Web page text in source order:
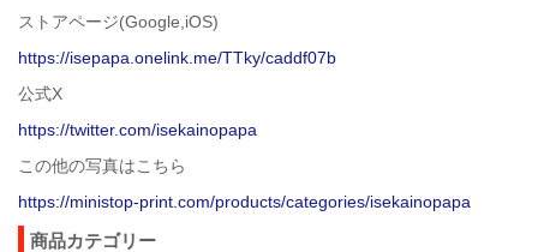
ストアページ(Google,iOS)
https://isepapa.onelink.me/TTky/caddf07b
公式X
https://twitter.com/isekainopapa
この他の写真はこちら
https://ministop-print.com/products/categories/isekainopapa
商品カテゴリー